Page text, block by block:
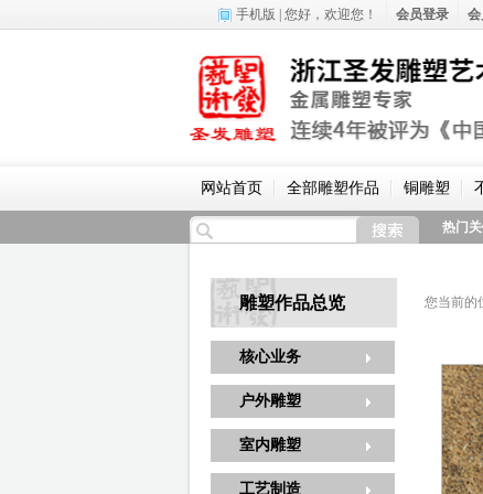
网站首页 全部雕塑作品 铜雕塑
热门关
雕塑作品总览
核心业务
户外雕塑
室内雕塑
工艺制造
您当前的
手机版 | 您好， 欢迎您！ 会员登录